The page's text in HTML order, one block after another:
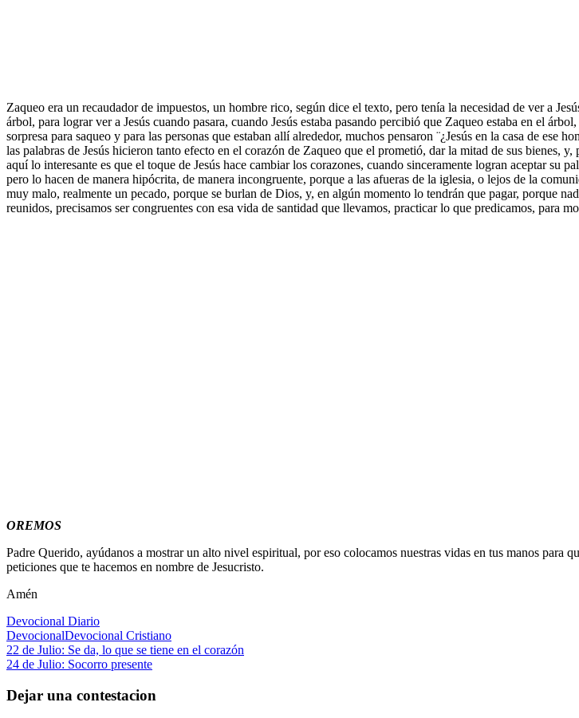
Zaqueo era un recaudador de impuestos, un hombre rico, según dice el texto, pero tenía la necesidad de ver a
árbol, para lograr ver a Jesús cuando pasara, cuando Jesús estaba pasando percibió que Zaqueo estaba en el
sorpresa para saqueo y para las personas que estaban allí alrededor, muchos pensaron ¨¿Jesús en la casa de
las palabras de Jesús hicieron tanto efecto en el corazón de Zaqueo que el prometió, dar la mitad de sus bienes,
aquí lo interesante es que el toque de Jesús hace cambiar los corazones, cuando sinceramente logran aceptar
pero lo hacen de manera hipócrita, de manera incongruente, porque a las afueras de la iglesia, o lejos de la
muy malo, realmente un pecado, porque se burlan de Dios, y, en algún momento lo tendrán que pagar, porque
reunidos, precisamos ser congruentes con esa vida de santidad que llevamos, practicar lo que predicamos, para
OREMOS
Padre Querido, ayúdanos a mostrar un alto nivel espiritual, por eso colocamos nuestras vidas en tus manos para
peticiones que te hacemos en nombre de Jesucristo.
Amén
Devocional Diario
DevocionalDevocional Cristiano
Navegación
de
entradas
Entrada
anterior:
22 de Julio: Se da, lo que se tiene en el corazón
Siguiente
24 de Julio: Socorro presente
Dejar una contestacion